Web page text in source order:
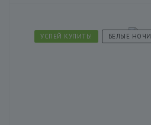
УСПЕЙ КУПИТЬ! БЕЛЫЕ НОЧИ